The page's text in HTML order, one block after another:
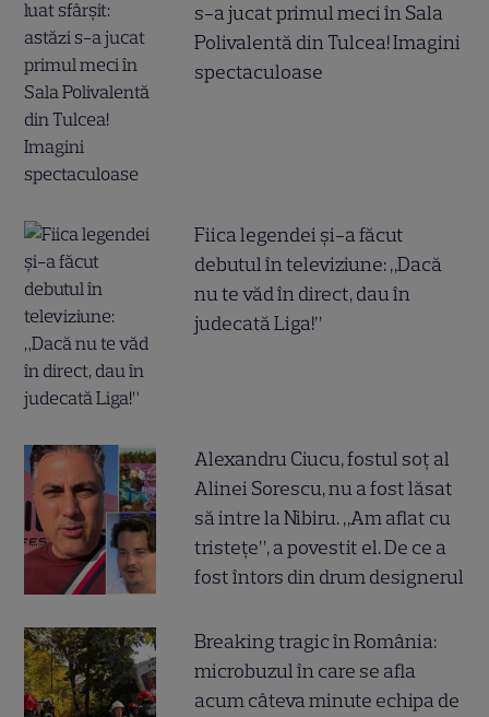
s-a jucat primul meci în Sala
Polivalentă din Tulcea! Imagini
spectaculoase
Fiica legendei și-a făcut
debutul în televiziune: „Dacă
nu te văd în direct, dau în
judecată Liga!”
Alexandru Ciucu, fostul soț al
Alinei Sorescu, nu a fost lăsat
să intre la Nibiru. „Am aflat cu
tristețe”, a povestit el. De ce a
fost întors din drum designerul
Breaking tragic în România:
microbuzul în care se afla
acum câteva minute echipa de